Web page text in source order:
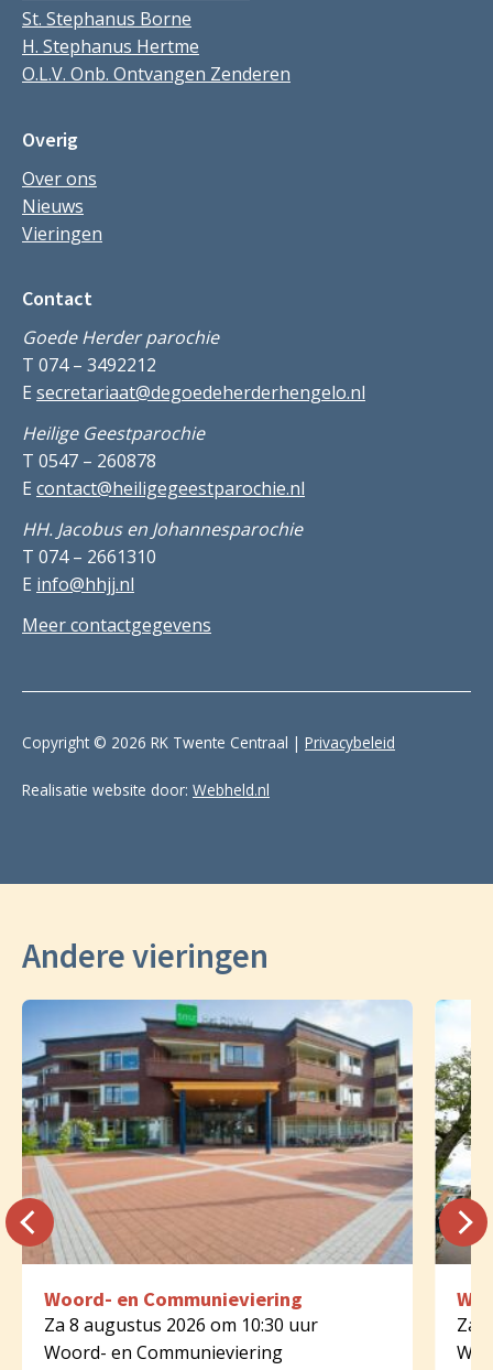
St. Stephanus Borne
H. Stephanus Hertme
O.L.V. Onb. Ontvangen Zenderen
Overig
Over ons
Nieuws
Vieringen
Contact
Goede Herder parochie
T 074 – 3492212
E secretariaat@degoedeherderhengelo.nl
Heilige Geestparochie
T 0547 – 260878
E contact@heiligegeestparochie.nl
HH. Jacobus en Johannesparochie
T 074 – 2661310
E info@hhjj.nl
Meer contactgegevens
Copyright © 2026 RK Twente Centraal | Privacybeleid
Realisatie website door: Webheld.nl
Andere vieringen
Woord- en Communieviering
Za 8 augustus 2026 om 10:30 uur
Woord- en Communieviering
Za